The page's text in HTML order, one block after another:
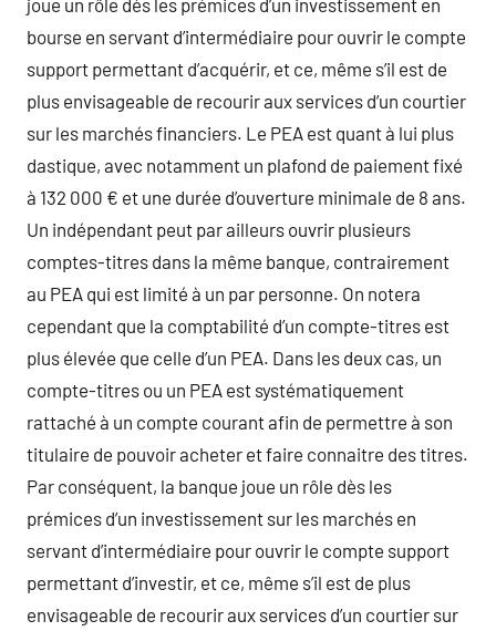
bourse en servant d’intermédiaire pour ouvrir le compte
support permettant d’acquérir, et ce, même s’il est de
plus envisageable de recourir aux services d’un courtier
sur les marchés financiers. Le PEA est quant à lui plus
dastique, avec notamment un plafond de paiement fixé
à 132 000 € et une durée d’ouverture minimale de 8 ans.
Un indépendant peut par ailleurs ouvrir plusieurs
comptes-titres dans la même banque, contrairement
au PEA qui est limité à un par personne. On notera
cependant que la comptabilité d’un compte-titres est
plus élevée que celle d’un PEA. Dans les deux cas, un
compte-titres ou un PEA est systématiquement
rattaché à un compte courant afin de permettre à son
titulaire de pouvoir acheter et faire connaitre des titres.
Par conséquent, la banque joue un rôle dès les
prémices d’un investissement sur les marchés en
servant d’intermédiaire pour ouvrir le compte support
permettant d’investir, et ce, même s’il est de plus
envisageable de recourir aux services d’un courtier sur